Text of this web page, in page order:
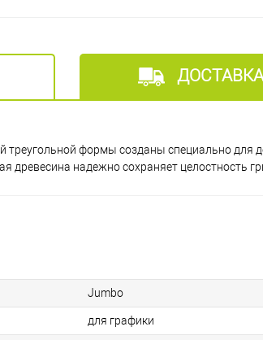
ДОСТАВКА
треугольной формы созданы специально для
древесина надежно сохраняет целостность
Jumbo
для графики